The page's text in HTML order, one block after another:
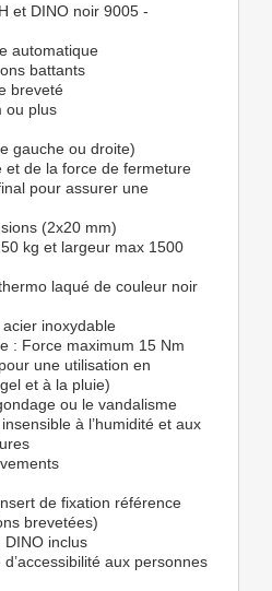
et DINO noir 9005 -
automatique
battants
breveté
ou plus
gauche ou droite)
et de la force de fermeture
pour assurer une
(2x20 mm)
kg et largeur max 1500
laqué de couleur noir
inoxydable
: Force maximum 15 Nm
une utilisation en
et à la pluie)
ou le vandalisme
à l’humidité et aux
de fixation référence
brevetées)
DINO inclus
aux personnes